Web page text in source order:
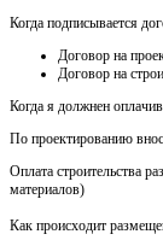
Когда подписывается
Договор на
Договор на
Когда я должнен
По проектированию
Оплата строительства
материалов)
Как происходит